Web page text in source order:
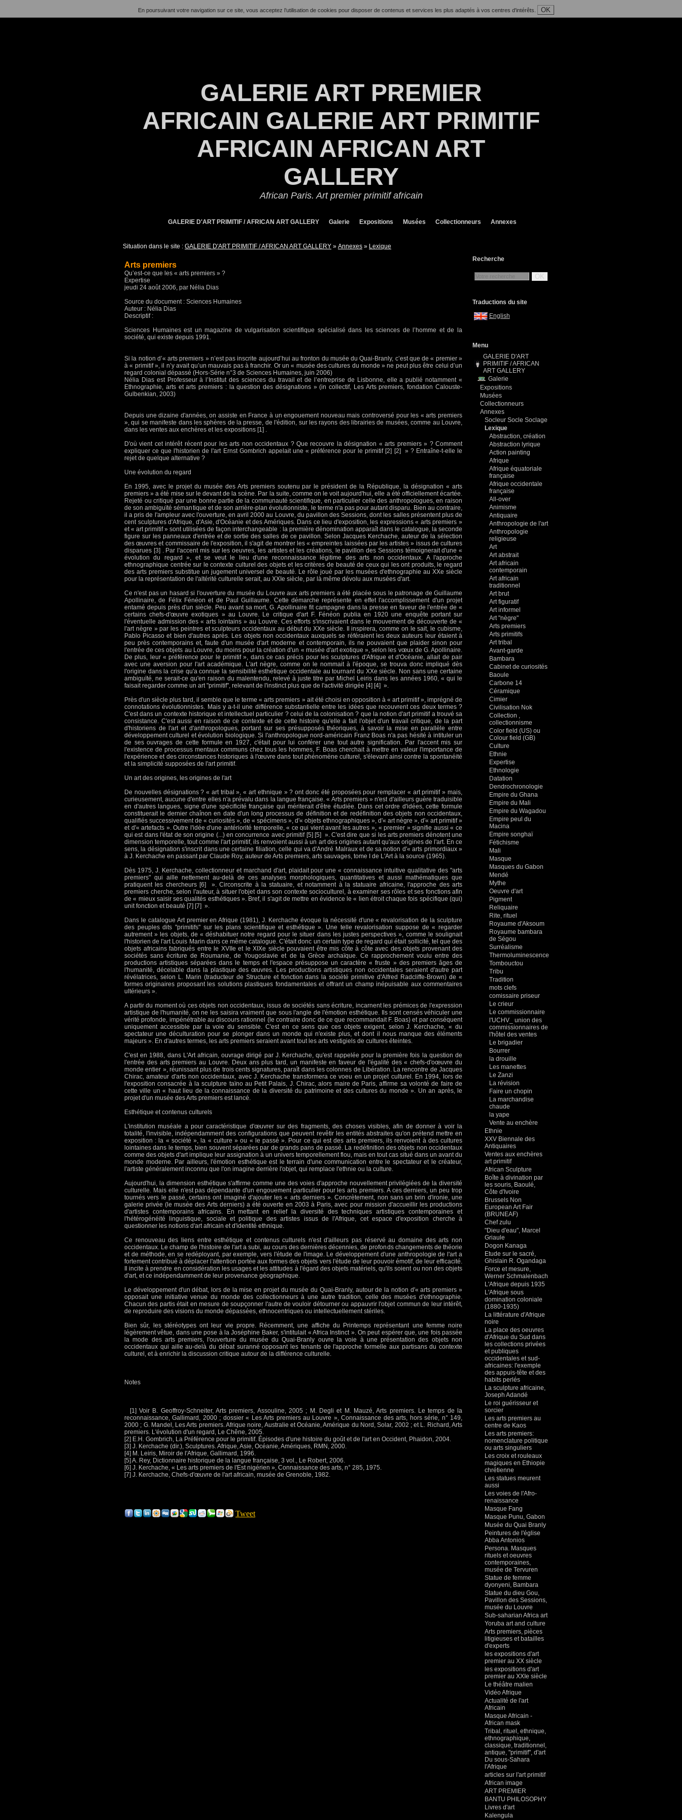
En poursuivant votre navigation sur ce site, vous acceptez l’utilisation de cookies pour disposer de contenus et services les plus adaptés à vos centres d'intérêts. OK
GALERIE ART PREMIER
AFRICAIN GALERIE ART PRIMITIF
AFRICAIN AFRICAN ART
GALLERY
African Paris. Art premier primitif africain
GALERIE D'ART PRIMITIF / AFRICAN ART GALLERY Galerie Expositions Musées Collectionneurs Annexes
Situation dans le site : GALERIE D'ART PRIMITIF / AFRICAN ART GALLERY » Annexes » Lexique
Arts premiers
Qu’est-ce que les « arts premiers » ?
Expertise
jeudi 24 août 2006, par Nélia Dias
Source du document : Sciences Humaines
Auteur : Nélia Dias
Descriptif :
Sciences Humaines est un magazine de vulgarisation scientifique spécialisé dans les sciences de l’homme et de la
société, qui existe depuis 1991.
Si la notion d’« arts premiers » n’est pas inscrite aujourd’hui au fronton du musée du Quai-Branly, c’est que de « premier »
à « primitif », il n’y avait qu’un mauvais pas à franchir. Or un « musée des cultures du monde » ne peut plus être celui d’un
regard colonial dépassé (Hors-Série n°3 de Sciences Humaines, juin 2006)
Nélia Dias est Professeur à l’Institut des sciences du travail et de l’entreprise de Lisbonne, elle a publié notamment «
Ethnographie, arts et arts premiers : la question des désignations » (in collectif, Les Arts premiers, fondation Calouste-
Gulbenkian, 2003)
Depuis une dizaine d'années, on assiste en France à un engouement nouveau mais controversé pour les « arts premiers
», qui se manifeste dans les sphères de la presse, de l'édition, sur les rayons des librairies de musées, comme au Louvre,
dans les ventes aux enchères et les expositions [1] .
D'où vient cet intérêt récent pour les arts non occidentaux ? Que recouvre la désignation « arts premiers » ? Comment
expliquer ce que l'historien de l'art Ernst Gombrich appelait une « préférence pour le primitif [2] [2] » ? Entraîne-t-elle le
rejet de quelque alternative ?
Une évolution du regard
En 1995, avec le projet du musée des Arts premiers soutenu par le président de la République, la désignation « arts
premiers » a été mise sur le devant de la scène. Par la suite, comme on le voit aujourd'hui, elle a été officiellement écartée.
Rejeté ou critiqué par une bonne partie de la communauté scientifique, en particulier celle des anthropologues, en raison
de son ambiguïté sémantique et de son arrière-plan évolutionniste, le terme n'a pas pour autant disparu. Bien au contraire,
il a pris de l'ampleur avec l'ouverture, en avril 2000 au Louvre, du pavillon des Sessions, dont les salles présentent plus de
cent sculptures d'Afrique, d'Asie, d'Océanie et des Amériques. Dans ce lieu d'exposition, les expressions « arts premiers »
et « art primitif » sont utilisées de façon interchangeable : la première dénomination apparaît dans le catalogue, la seconde
figure sur les panneaux d'entrée et de sortie des salles de ce pavillon. Selon Jacques Kerchache, auteur de la sélection
des œuvres et commissaire de l'exposition, il s'agit de montrer les « empreintes laissées par les artistes » issus de cultures
disparues [3] . Par l'accent mis sur les oeuvres, les artistes et les créations, le pavillon des Sessions témoignerait d'une «
évolution du regard », et se veut le lieu d'une reconnaissance légitime des arts non occidentaux. A l'approche
ethnographique centrée sur le contexte culturel des objets et les critères de beauté de ceux qui les ont produits, le regard
des arts premiers substitue un jugement universel de beauté. Le rôle joué par les musées d'ethnographie au XXe siècle
pour la représentation de l'altérité culturelle serait, au XXIe siècle, par là même dévolu aux musées d'art.
Ce n'est pas un hasard si l'ouverture du musée du Louvre aux arts premiers a été placée sous le patronage de Guillaume
Apollinaire, de Félix Fénéon et de Paul Guillaume. Cette démarche représente en effet l'accomplissement d'un projet
entamé depuis près d'un siècle. Peu avant sa mort, G. Apollinaire fit campagne dans la presse en faveur de l'entrée de «
certains chefs-d'œuvre exotiques » au Louvre. Le critique d'art F. Fénéon publia en 1920 une enquête portant sur
l'éventuelle admission des « arts lointains » au Louvre. Ces efforts s'inscrivaient dans le mouvement de découverte de «
l'art nègre » par les peintres et sculpteurs occidentaux au début du XXe siècle. Il inspirera, comme on le sait, le cubisme,
Pablo Picasso et bien d'autres après. Les objets non occidentaux auxquels se référaient les deux auteurs leur étaient à
peu près contemporains et, faute d'un musée d'art moderne et contemporain, ils ne pouvaient que plaider sinon pour
l'entrée de ces objets au Louvre, du moins pour la création d'un « musée d'art exotique », selon les vœux de G. Apollinaire.
De plus, leur « préférence pour le primitif », dans ce cas précis pour les sculptures d'Afrique et d'Océanie, allait de pair
avec une aversion pour l'art académique. L'art nègre, comme on le nommait à l'époque, se trouva donc impliqué dès
l'origine dans la crise qu'a connue la sensibilité esthétique occidentale au tournant du XXe siècle. Non sans une certaine
ambiguïté, ne serait-ce qu'en raison du malentendu, relevé à juste titre par Michel Leiris dans les années 1960, « qui le
faisait regarder comme un art "primitif", relevant de l'instinct plus que de l'activité dirigée [4] [4] ».
Près d'un siècle plus tard, il semble que le terme « arts premiers » ait été choisi en opposition à « art primitif », imprégné de
connotations évolutionnistes. Mais y a-t-il une différence substantielle entre les idées que recouvrent ces deux termes ?
C'est dans un contexte historique et intellectuel particulier ? celui de la colonisation ? que la notion d'art primitif a trouvé sa
consistance. C'est aussi en raison de ce contexte et de cette histoire qu'elle a fait l'objet d'un travail critique, de la part
d'historiens de l'art et d'anthropologues, portant sur ses présupposés théoriques, à savoir la mise en parallèle entre
développement culturel et évolution biologique. Si l'anthropologue nord-américain Franz Boas n'a pas hésité à intituler un
de ses ouvrages de cette formule en 1927, c'était pour lui conférer une tout autre signification. Par l'accent mis sur
l'existence de processus mentaux communs chez tous les hommes, F. Boas cherchait à mettre en valeur l'importance de
l'expérience et des circonstances historiques à l'œuvre dans tout phénomène culturel, s'élevant ainsi contre la spontanéité
et la simplicité supposées de l'art primitif.
Un art des origines, les origines de l'art
De nouvelles désignations ? « art tribal », « art ethnique » ? ont donc été proposées pour remplacer « art primitif » mais,
curieusement, aucune d'entre elles n'a prévalu dans la langue française. « Arts premiers » n'est d'ailleurs guère traduisible
en d'autres langues, signe d'une spécificité française qui mériterait d'être étudiée. Dans cet ordre d'idées, cette formule
constituerait le dernier chaînon en date d'un long processus de définition et de redéfinition des objets non occidentaux,
qualifiés successivement de « curiosités », de « spécimens », d'« objets ethnographiques », d'« art nègre », d'« art primitif »
et d'« artefacts ». Outre l'idée d'une antériorité temporelle, « ce qui vient avant les autres », « premier » signifie aussi « ce
qui est dans l'état de son origine (...) en concurrence avec primitif [5] [5] ». C'est dire que si les arts premiers dénotent une
dimension temporelle, tout comme l'art primitif, ils renvoient aussi à un art des origines autant qu'aux origines de l'art. En ce
sens, la désignation s'inscrit dans une certaine filiation, celle qui va d'André Malraux et de sa notion d'« arts primordiaux »
à J. Kerchache en passant par Claude Roy, auteur de Arts premiers, arts sauvages, tome I de L'Art à la source (1965).
Dès 1975, J. Kerchache, collectionneur et marchand d'art, plaidait pour une « connaissance intuitive qualitative des "arts
premiers" qui aille nettement au-delà de ces analyses morphologiques, quantitatives et aussi mathématiques que
pratiquent les chercheurs [6] ». Circonscrite à la statuaire, et notamment à la statuaire africaine, l'approche des arts
premiers cherche, selon l'auteur, à situer l'objet dans son contexte socioculturel, à examiner ses rôles et ses fonctions afin
de « mieux saisir ses qualités esthétiques ». Bref, il s'agit de mettre en évidence le « lien étroit chaque fois spécifique (qui)
unit fonction et beauté [7] [7] ».
Dans le catalogue Art premier en Afrique (1981), J. Kerchache évoque la nécessité d'une « revalorisation de la sculpture
des peuples dits "primitifs" sur les plans scientifique et esthétique ». Une telle revalorisation suppose de « regarder
autrement » les objets, de « déshabituer notre regard pour le situer dans les justes perspectives », comme le soulignait
l'historien de l'art Louis Marin dans ce même catalogue. C'était donc un certain type de regard qui était sollicité, tel que des
objets africains fabriqués entre le XVIIe et le XIXe siècle pouvaient être mis côte à côte avec des objets provenant des
sociétés sans écriture de Roumanie, de Yougoslavie et de la Grèce archaïque. Ce rapprochement voulu entre des
productions artistiques séparées dans le temps et l'espace présuppose un caractère « fruste » des premiers âges de
l'humanité, décelable dans la plastique des œuvres. Les productions artistiques non occidentales seraient d'autre part
révélatrices, selon L. Marin (traducteur de Structure et fonction dans la société primitive d'Alfred Radcliffe-Brown) de «
formes originaires proposant les solutions plastiques fondamentales et offrant un champ inépuisable aux commentaires
ultérieurs ».
A partir du moment où ces objets non occidentaux, issus de sociétés sans écriture, incarnent les prémices de l'expression
artistique de l'humanité, on ne les saisira vraiment que sous l'angle de l'émotion esthétique. Ils sont censés véhiculer une
vérité profonde, impénétrable au discours rationnel (le contraire donc de ce que recommandait F. Boas) et par conséquent
uniquement accessible par la voie du sensible. C'est en ce sens que ces objets exigent, selon J. Kerchache, « du
spectateur une déculturation pour se plonger dans un monde qui n'existe plus, et dont il nous manque des éléments
majeurs ». En d'autres termes, les arts premiers seraient avant tout les arts vestigiels de cultures éteintes.
C'est en 1988, dans L'Art africain, ouvrage dirigé par J. Kerchache, qu'est rappelée pour la première fois la question de
l'entrée des arts premiers au Louvre. Deux ans plus tard, un manifeste en faveur de l'égalité des « chefs-d'oœuvre du
monde entier », réunissant plus de trois cents signatures, paraît dans les colonnes de Libération. La rencontre de Jacques
Chirac, amateur d'arts non occidentaux, avec J. Kerchache transformera ce voeu en un projet culturel. En 1994, lors de
l'exposition consacrée à la sculpture taïno au Petit Palais, J. Chirac, alors maire de Paris, affirme sa volonté de faire de
cette ville un « haut lieu de la connaissance de la diversité du patrimoine et des cultures du monde ». Un an après, le
projet d'un musée des Arts premiers est lancé.
Esthétique et contenus culturels
L'institution muséale a pour caractéristique d'œuvrer sur des fragments, des choses visibles, afin de donner à voir la
totalité, l'invisible, indépendamment des configurations que peuvent revêtir les entités abstraites qu'on prétend mettre en
exposition : la « société », la « culture » ou « le passé ». Pour ce qui est des arts premiers, ils renvoient à des cultures
lointaines dans le temps, bien souvent séparées par de grands pans de passé. La redéfinition des objets non occidentaux
comme des objets d'art implique leur assignation à un univers temporellement flou, mais en tout cas situé dans un avant du
monde moderne. Par ailleurs, l'émotion esthétique est le terrain d'une communication entre le spectateur et le créateur,
l'artiste généralement inconnu que l'on imagine derrière l'objet, qui remplace l'ethnie ou la culture.
Aujourd'hui, la dimension esthétique s'affirme comme une des voies d'approche nouvellement privilégiées de la diversité
culturelle. Mais elle n'est pas dépendante d'un engouement particulier pour les arts premiers. A ces derniers, un peu trop
tournés vers le passé, certains ont imaginé d'ajouter les « arts derniers ». Concrètement, non sans un brin d'ironie, une
galerie privée (le musée des Arts derniers) a été ouverte en 2003 à Paris, avec pour mission d'accueillir les productions
d'artistes contemporains africains. En mettant en relief la diversité des techniques artistiques contemporaines et
l'hétérogénéité linguistique, sociale et politique des artistes issus de l'Afrique, cet espace d'exposition cherche à
questionner les notions d'art africain et d'identité ethnique.
Ce renouveau des liens entre esthétique et contenus culturels n'est d'ailleurs pas réservé au domaine des arts non
occidentaux. Le champ de l'histoire de l'art a subi, au cours des dernières décennies, de profonds changements de théorie
et de méthode, en se redéployant, par exemple, vers l'étude de l'image. Le développement d'une anthropologie de l'art a
fortement contribué à déplacer l'attention portée aux formes des objets vers l'étude de leur pouvoir émotif, de leur efficacité.
Il incite à prendre en considération les usages et les attitudes à l'égard des objets matériels, qu'ils soient ou non des objets
d'art, et ce indépendamment de leur provenance géographique.
Le développement d'un débat, lors de la mise en projet du musée du Quai-Branly, autour de la notion d'« arts premiers »
opposait une initiative venue du monde des collectionneurs à une autre tradition, celle des musées d'ethnographie.
Chacun des partis était en mesure de soupçonner l'autre de vouloir détourner ou appauvrir l'objet commun de leur intérêt,
de reproduire des visions du monde dépassées, ethnocentriques ou intellectuellement stériles.
Bien sûr, les stéréotypes ont leur vie propre. Récemment, une affiche du Printemps représentant une femme noire
légèrement vêtue, dans une pose à la Joséphine Baker, s'intitulait « Africa Instinct ». On peut espérer que, une fois passée
la mode des arts premiers, l'ouverture du musée du Quai-Branly ouvre la voie à une présentation des objets non
occidentaux qui aille au-delà du débat suranné opposant les tenants de l'approche formelle aux partisans du contexte
culturel, et à enrichir la discussion critique autour de la différence culturelle.
Notes
[1] Voir B. Geoffroy-Schneiter, Arts premiers, Assouline, 2005 ; M. Degli et M. Mauzé, Arts premiers. Le temps de la
reconnaissance, Gallimard, 2000 ; dossier « Les Arts premiers au Louvre », Connaissance des arts, hors série, n° 149,
2000 ; G. Mandel, Les Arts premiers. Afrique noire, Australie et Océanie, Amérique du Nord, Solar, 2002 ; et L. Richard, Arts
premiers. L'évolution d'un regard, Le Chêne, 2005.
[2] E.H. Gombrich, La Préférence pour le primitif. Épisodes d'une histoire du goût et de l'art en Occident, Phaidon, 2004.
[3] J. Kerchache (dir.), Sculptures. Afrique, Asie, Océanie, Amériques, RMN, 2000.
[4] M. Leiris, Miroir de l'Afrique, Gallimard, 1996.
[5] A. Rey, Dictionnaire historique de la langue française, 3 vol., Le Robert, 2006.
[6] J. Kerchache, « Les arts premiers de l'Est nigérien », Connaissance des arts, n° 285, 1975.
[7] J. Kerchache, Chefs-d'œuvre de l'art africain, musée de Grenoble, 1982.
Tweet
Recherche
OK
Traductions du site
English
Menu
GALERIE D'ART
PRIMITIF / AFRICAN
ART GALLERY
Galerie
Expositions
Musées
Collectionneurs
Annexes
Socleur Socle Soclage
Lexique
Abstraction, création
Abstraction lyrique
Action painting
Afrique
Afrique équatoriale
française
Afrique occidentale
française
All-over
Animisme
Antiquaire
Anthropologie de l'art
Anthropologie
religieuse
Art
Art abstrait
Art africain
contemporain
Art africain
traditionnel
Art brut
Art figuratif
Art informel
Art "nègre"
Arts premiers
Arts primitifs
Art tribal
Avant-garde
Bambara
Cabinet de curiosités
Baoule
Carbone 14
Céramique
Cimier
Civilisation Nok
Collection ,
collectionnisme
Color field (US) ou
Colour field (GB)
Culture
Ethnie
Expertise
Ethnologie
Datation
Dendrochronologie
Empire du Ghana
Empire du Mali
Empire du Wagadou
Empire peul du
Macina
Empire songhaï
Fétichisme
Mali
Masque
Masques du Gabon
Mendé
Mythe
Oeuvre d'art
Pigment
Reliquaire
Rite, rituel
Royaume d'Aksoum
Royaume bambara
de Ségou
Surréalisme
Thermoluminescence
Tombouctou
Tribu
Tradition
mots clefs
comissaire priseur
Le crieur
Le commissionnaire
l'UCHV_ union des
commissionnaires de
l'hôtel des ventes
Le brigadier
Bourrer
la drouille
Les manettes
Le Zanzi
La révision
Faire un chopin
La marchandise
chaude
la yape
Vente au enchère
Ethnie
XXV Biennale des
Antiquaires
Ventes aux enchères
art primitif
African Sculpture
Boîte à divination par
les souris, Baoulé,
Côte d'Ivoire
Brussels Non
European Art Fair
(BRUNEAF)
Chef zulu
"Dieu d'eau", Marcel
Griaule
Dogon Kanaga
Etude sur le sacré,
Ghislain R. Ogandaga
Force et mesure,
Werner Schmalenbach
L'Afrique depuis 1935
L'Afrique sous
domination coloniale
(1880-1935)
La littérature d'Afrique
noire
La place des oeuvres
d'Afrique du Sud dans
les collections privées
et publiques
occidentales et sud-
africaines: l'exemple
des appuis-tête et des
habits perlés
La sculpture africaine,
Joseph Adandé
Le roi guérisseur et
sorcier
Les arts premiers au
centre de Kaos
Les arts premiers:
nomenclature politique
ou arts singuliers
Les croix et rouleaux
magiques en Ethiopie
chrétienne
Les statues meurent
aussi
Les voies de l'Afro-
renaissance
Masque Fang
Masque Punu, Gabon
Musée du Quai Branly
Peintures de l'église
Abba Antonios
Persona. Masques
rituels et oeuvres
contemporaines,
musée de Tervuren
Statue de femme
dyonyeni, Bambara
Statue du dieu Gou,
Pavillon des Sessions,
musée du Louvre
Sub-saharian Africa art
Yoruba art and culture
Arts premiers, pièces
litigieuses et batailles
d'experts
les expositions d'art
premier au XX siècle
les expositions d'art
premier au XXIe siècle
Le théâtre malien
Vidéo Afrique
Actualité de l'art
Africain
Masque Africain -
African mask
Tribal, rituel, ethnique,
ethnographique,
classique, traditionnel,
antique, "primitif", d'art
Du sous-Sahara
l'Afrique
articles sur l'art primitif
African image
ART PREMIER
BANTU PHILOSOPHY
Livres d'art
Kalengula